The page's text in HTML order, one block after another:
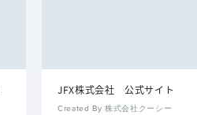
JFX株式会社 公式サイト
Created By 株式会社クーシー